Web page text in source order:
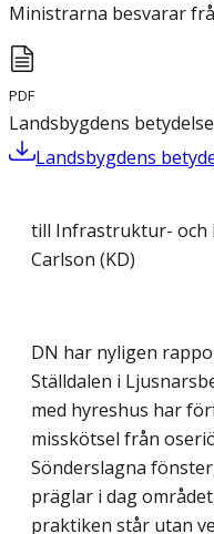
Ministrarna besvarar
PDF
Landsbygdens
Landsbygdens
till Infrastruktur- och
Carlson (KD)
DN har nyligen
Ställdalen i
med hyreshus har
misskötsel från
Sönderslagna
präglar i dag
praktiken står utan